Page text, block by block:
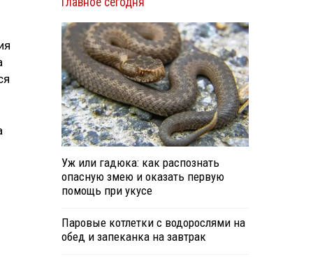
Уж или гадюка: как распознать
опасную змею и оказать первую
помощь при укусе
Паровые котлетки с водорослями на
обед и запеканка на завтрак